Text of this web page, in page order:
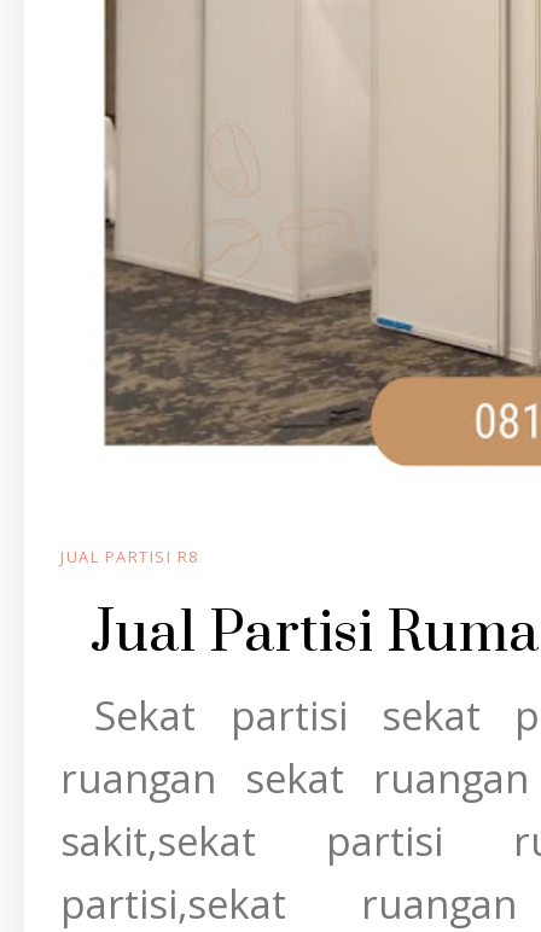
JUAL PARTISI R8
Jual Partisi
Sekat partisi sekat
ruangan sekat
sakit,sekat partisi
partisi,sekat